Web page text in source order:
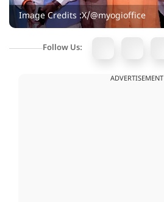
Image Credits :X/@myogioffice
Follow Us:
ADVERTISEMENT